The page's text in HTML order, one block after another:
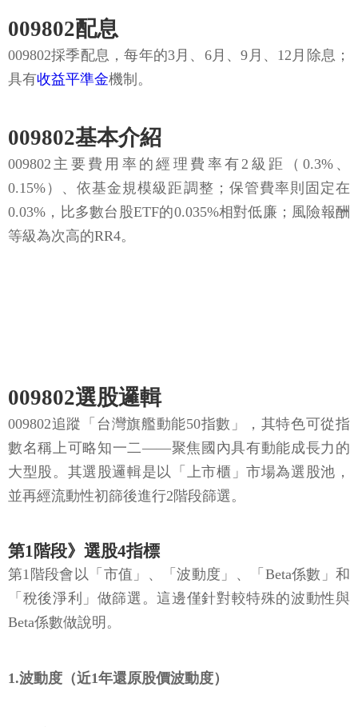
009802配息
009802採季配息，每年的3月、6月、9月、12月除息；
具有收益平準金機制。
009802基本介紹
009802主要費用率的經理費率有2級距（0.3%、
0.15%）、依基金規模級距調整；保管費率則固定在
0.03%，比多數台股ETF的0.035%相對低廉；風險報酬
等級為次高的RR4。
009802選股邏輯
009802追蹤「台灣旗艦動能50指數」，其特色可從指
數名稱上可略知一二——聚焦國內具有動能成長力的
大型股。其選股邏輯是以「上市櫃」市場為選股池，
並再經流動性初篩後進行2階段篩選。
第1階段》選股4指標
第1階段會以「市值」、「波動度」、「Beta係數」和
「稅後淨利」做篩選。這邊僅針對較特殊的波動性與
Beta係數做說明。
1.波動度（近1年還原股價波動度）